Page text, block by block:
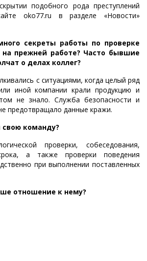
подобного рода преступлений
oko77.ru в разделе «Новости»
секреты работы по проверке
прежней работе? Часто бывшие
о делах коллег?
с ситуациями, когда целый ряд
иной компании крали продукцию и
не знало. Служба безопасности и
предотвращало данные кражи.
команду?
проверки, собеседования,
а также проверки поведения
при выполнении поставленных
отношение к нему?